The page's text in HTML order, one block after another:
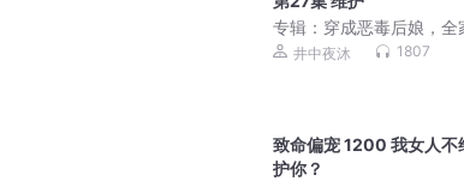
专辑： 穿成恶毒后娘，全
井中夜沐 1807
致命偏宠 1200 我女人不
护你？